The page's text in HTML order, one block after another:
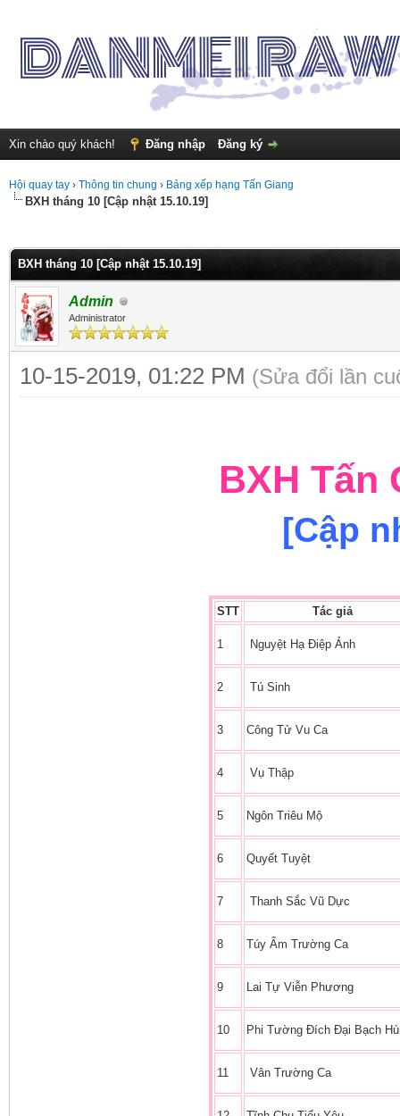
Xin chào quý khách! Đăng nhập Đăng ký
Hội quay tay › Thông tin chung › Bảng xếp hạng Tấn Giang
BXH tháng 10 [Cập nhật 15.10.19]
BXH tháng 10 [Cập nhật 15.10.19]
Admin
Administrator
10-15-2019, 01:22 PM (Sửa đổi lần
BXH Tấn
[Cập
STT Tác giả
1 Nguyệt Hạ Điệp Ảnh
2 Tú Sinh
3 Công Tử Vu Ca
4 Vụ Thập
5 Ngôn Triêu Mộ
6 Quyết Tuyệt
7 Thanh Sắc Vũ Dực
8 Túy Ẩm Trường Ca
9 Lai Tự Viễn Phương
10 Phi Tường Đích Đại Bạch
11 Vân Trường Ca